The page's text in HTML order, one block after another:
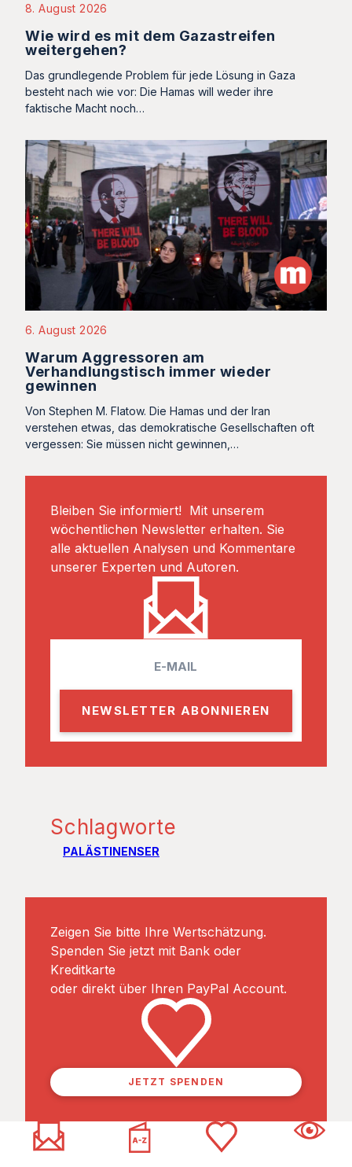
8. August 2026
Wie wird es mit dem Gazastreifen
weitergehen?
Das grundlegende Problem für jede Lösung in Gaza
besteht nach wie vor: Die Hamas will weder ihre
faktische Macht noch…
6. August 2026
Warum Aggressoren am
Verhandlungstisch immer wieder
gewinnen
Von Stephen M. Flatow. Die Hamas und der Iran
verstehen etwas, das demokratische Gesellschaften oft
vergessen: Sie müssen nicht gewinnen,…
Bleiben Sie informiert! Mit unserem
wöchentlichen Newsletter erhalten. Sie
alle aktuellen Analysen und Kommentare
unserer Experten und Autoren.
a
l
Schlagworte
PALÄSTINENSER
Zeigen Sie bitte Ihre Wertschätzung.
Spenden Sie jetzt mit Bank oder
Kreditkarte
oder direkt über Ihren PayPal Account.
JETZT SPENDEN